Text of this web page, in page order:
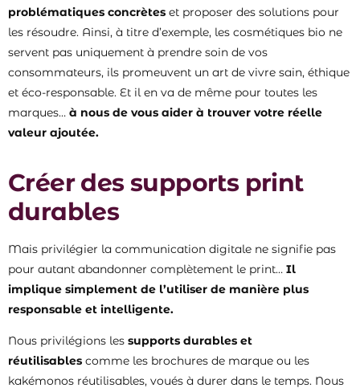
problématiques concrètes et proposer des solutions pour
les résoudre. Ainsi, à titre d’exemple, les cosmétiques bio ne
servent pas uniquement à prendre soin de vos
consommateurs, ils promeuvent un art de vivre sain, éthique
et éco-responsable. Et il en va de même pour toutes les
marques… à nous de vous aider à trouver votre réelle
valeur ajoutée.
Créer des supports print
durables
Mais privilégier la communication digitale ne signifie pas
pour autant abandonner complètement le print… Il
implique simplement de l’utiliser de manière plus
responsable et intelligente.
Nous privilégions les supports durables et
réutilisables comme les brochures de marque ou les
kakémonos réutilisables, voués à durer dans le temps. Nous